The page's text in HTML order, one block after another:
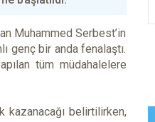
Muhammed Serbest’in
genç bir anda fenalaştı.
tüm müdahalelere
kazanacağı belirtilirken,